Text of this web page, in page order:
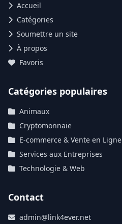
Accueil
Catégories
Soumettre un site
À propos
Favoris
Catégories populaires
Animaux
Cryptomonnaie
E-commerce & Vente en Ligne
Services aux Entreprises
Technologie & Web
Contact
admin@link4ever.net